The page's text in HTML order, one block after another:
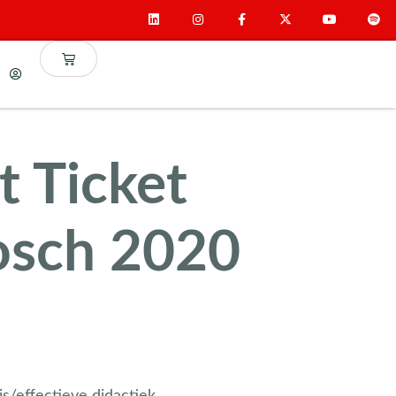
Ticket
2020